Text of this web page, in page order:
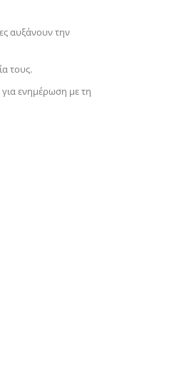
αυξάνουν την
τους.
ενημέρωση με τη